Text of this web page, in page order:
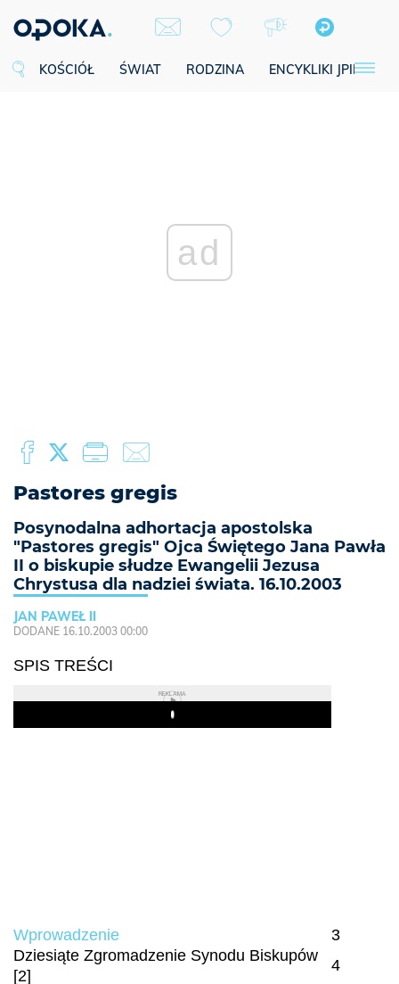
KOŚCIÓŁ ŚWIAT RODZINA ENCYKLIKI JPII
ad
Pastores gregis
Posynodalna adhortacja apostolska
"Pastores gregis" Ojca Świętego Jana Pawła
II o biskupie słudze Ewangelii Jezusa
Chrystusa dla nadziei świata. 16.10.2003
JAN PAWEŁ II
DODANE 16.10.2003 00:00
SPIS TREŚCI
REKLAMA
Play
Wprowadzenie
3
Dziesiąte Zgromadzenie Synodu Biskupów
[2]
4